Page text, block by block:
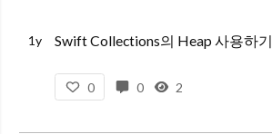
1y Swift Collections의 Heap 사용하기
0 0 2